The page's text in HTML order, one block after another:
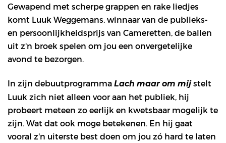
Gewapend met scherpe grappen en rake liedjes
komt Luuk Weggemans, winnaar van de publieks-
en persoonlijkheidsprijs van Cameretten, de ballen
uit z'n broek spelen om jou een onvergetelijke
avond te bezorgen.
In zijn debuutprogramma Lach maar om mijstelt
Luuk zich niet alleen voor aan het publiek, hij
probeert meteen zo eerlijk en kwetsbaar mogelijk te
zijn. Wat dat ook moge betekenen. En hij gaat
vooral z'n uiterste best doen om jou zó hard te laten